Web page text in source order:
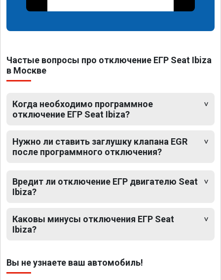
Частые вопросы про отключение ЕГР Seat Ibiza
в Москве
Когда необходимо программное
отключение ЕГР Seat Ibiza?
Нужно ли ставить заглушку клапана EGR
после программного отключения?
Вредит ли отключение ЕГР двигателю Seat
Ibiza?
Каковы минусы отключения ЕГР Seat
Ibiza?
Вы не узнаете ваш автомобиль!